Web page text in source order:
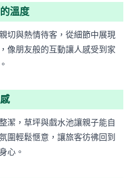
溫度
切與熱情待客，從細節中展現
像朋友般的互動讓人感受到家
潔，草坪與戲水池讓親子能自
圍輕鬆愜意，讓旅客彷彿回到
心。